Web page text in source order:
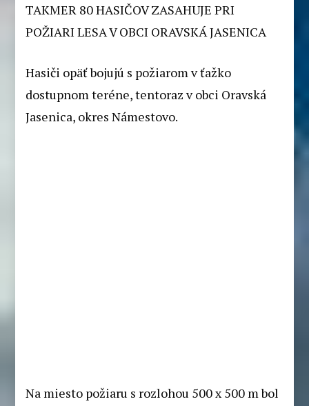
TAKMER 80 HASIČOV ZASAHUJE PRI
POŽIARI LESA V OBCI ORAVSKÁ JASENICA
Hasiči opäť bojujú s požiarom v ťažko
dostupnom teréne, tentoraz v obci Oravská
Jasenica, okres Námestovo.
Na miesto požiaru s rozlohou 500 x 500 m bol